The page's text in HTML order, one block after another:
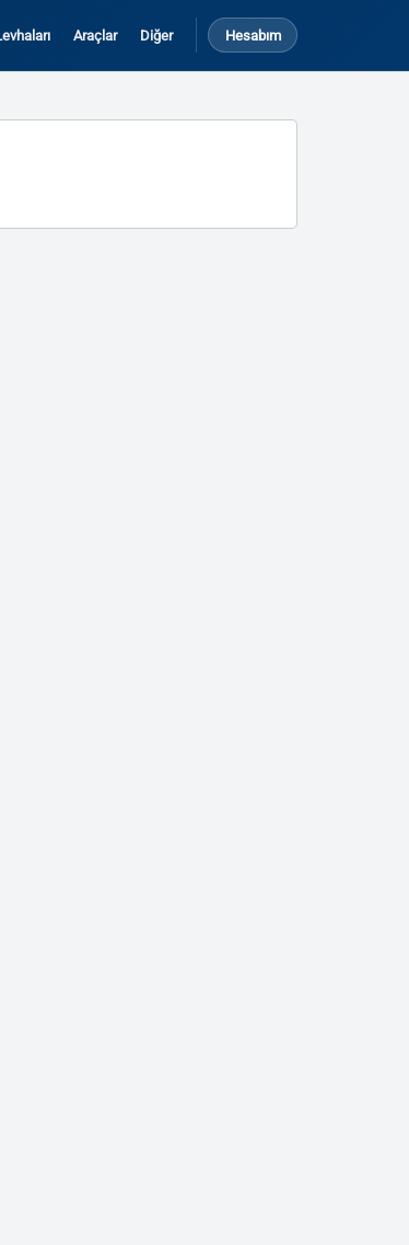
Araçlar Diğer Hesabım